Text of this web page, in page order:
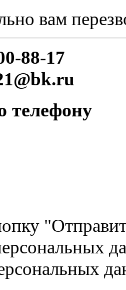
вам
88-17
телефону